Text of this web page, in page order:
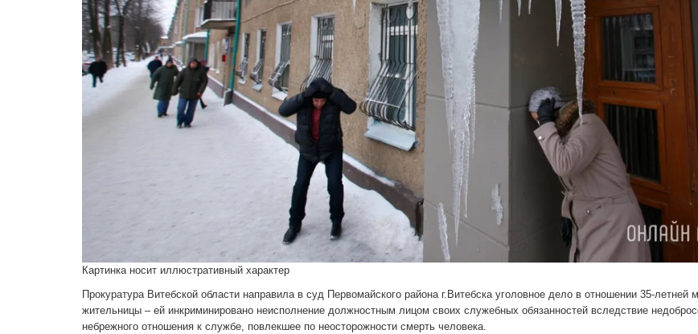
Картинка носит иллюстративный характер
Прокуратура Витебской области направила в суд Первомайского района г.Витебска уголовное дело в отношении 35-летней
жительницы – ей инкриминировано неисполнение должностным лицом своих служебных обязанностей вследствие
небрежного отношения к службе, повлекшее по неосторожности смерть человека.